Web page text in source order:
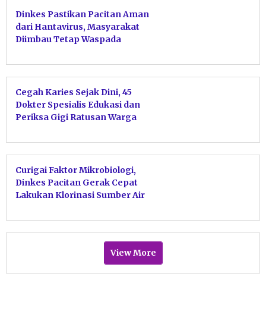
Dinkes Pastikan Pacitan Aman
dari Hantavirus, Masyarakat
Diimbau Tetap Waspada
Cegah Karies Sejak Dini, 45
Dokter Spesialis Edukasi dan
Periksa Gigi Ratusan Warga
Curigai Faktor Mikrobiologi,
Dinkes Pacitan Gerak Cepat
Lakukan Klorinasi Sumber Air
View More